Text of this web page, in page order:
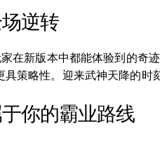
逆转
在新版本中都能体验到的奇
策略性。迎来武神天降的
你的霸业路线